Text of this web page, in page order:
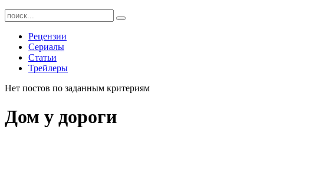
Найти:
Рецензии
Сериалы
Статьи
Трейлеры
Нет постов по заданным критериям
Дом у дороги